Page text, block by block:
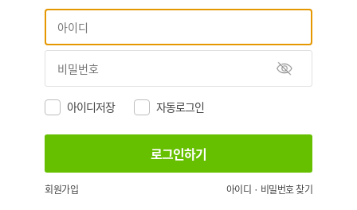
아이디저장 자동로그인
회원가입 아이디 · 비밀번호 찾기